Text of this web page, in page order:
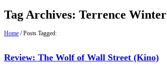
Tag Archives: Terrence Winter
Home /Posts Tagged:
Review: The Wolf of Wall Street (Kino)